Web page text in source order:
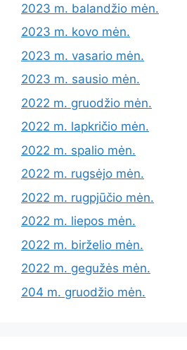
2023 m. balandžio mėn.
2023 m. kovo mėn.
2023 m. vasario mėn.
2023 m. sausio mėn.
2022 m. gruodžio mėn.
2022 m. lapkričio mėn.
2022 m. spalio mėn.
2022 m. rugsėjo mėn.
2022 m. rugpjūčio mėn.
2022 m. liepos mėn.
2022 m. birželio mėn.
2022 m. gegužės mėn.
204 m. gruodžio mėn.